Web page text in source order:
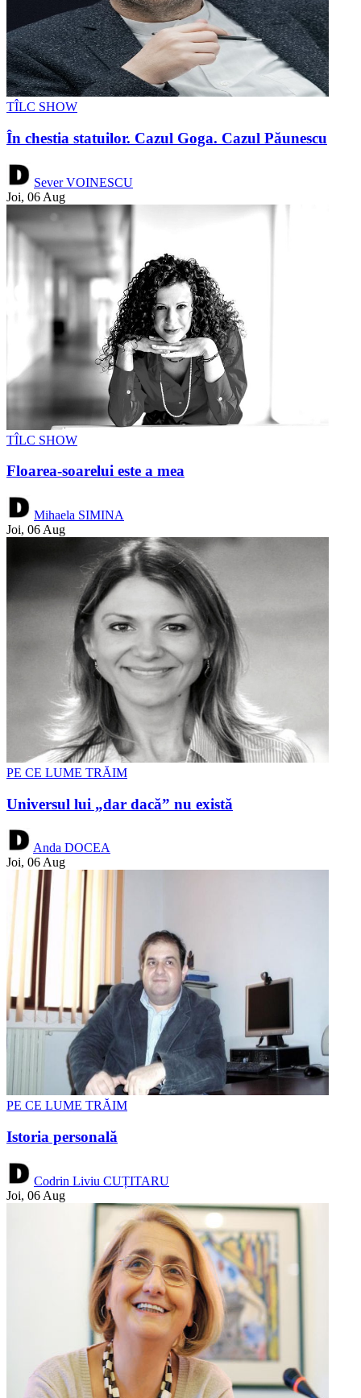
TÎLC SHOW
În chestia statuilor. Cazul Goga. Cazul Păunescu
Sever VOINESCU
Joi, 06 Aug
TÎLC SHOW
Floarea-soarelui este a mea
Mihaela SIMINA
Joi, 06 Aug
PE CE LUME TRĂIM
Universul lui „dar dacă” nu există
Anda DOCEA
Joi, 06 Aug
PE CE LUME TRĂIM
Istoria personală
Codrin Liviu CUȚITARU
Joi, 06 Aug